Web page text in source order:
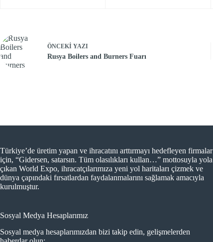
ÖNCEKI YAZI
Rusya Boilers and Burners Fuarı
Türkiye’de üretim yapan ve ihracatını arttırmayı hedefleyen firmalar
için, “Gidersen, satarsın. Tüm olasılıkları kullan…” mottosuyla yola
çıkan World Expo, ihracatçılarımıza yeni yol haritaları çizmek ve
dünya çapındaki fırsatlardan faydalanmalarını sağlamak amacıyla
kurulmuştur.
Sosyal Medya Hesaplarımız
Sosyal medya hesaplarımızdan bizi takip edin, gelişmelerden